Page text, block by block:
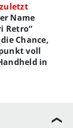
zuletzt
Name
Retro“
Chance,
voll
in